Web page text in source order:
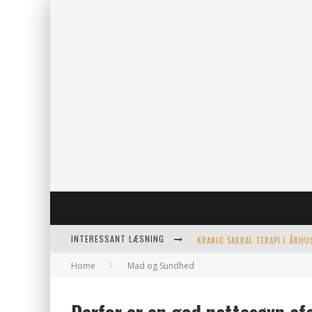
INTERESSANT LÆSNING
Home Mad og Sundhed